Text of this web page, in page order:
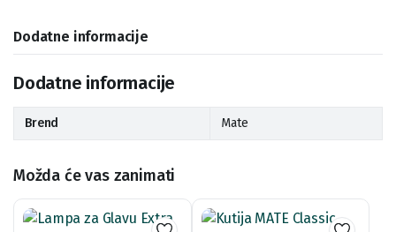
Dodatne informacije
Dodatne informacije
Brend Mate
Možda će vas zanimati